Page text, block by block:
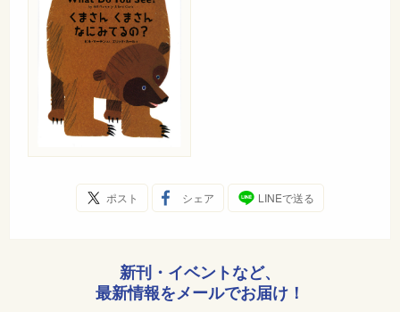
ポスト シェア LINEで送る
新刊・イベントなど、
最新情報をメールでお届け！